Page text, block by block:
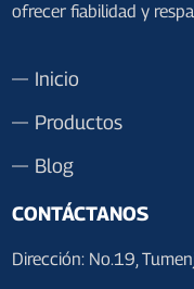
ofrecer fiabilidad y
Inicio
Productos
Blog
CONTÁCTANOS
Dirección: No.19,